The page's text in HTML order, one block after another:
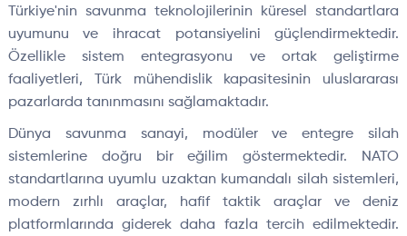
Türkiye'nin savunma teknolojilerinin küresel standartlara
uyumunu ve ihracat potansiyelini güçlendirmektedir.
Özellikle sistem entegrasyonu ve ortak geliştirme
faaliyetleri, Türk mühendislik kapasitesinin uluslararası
pazarlarda tanınmasını sağlamaktadır.
Dünya savunma sanayi, modüler ve entegre silah
sistemlerine doğru bir eğilim göstermektedir. NATO
standartlarına uyumlu uzaktan kumandalı silah sistemleri,
modern zırhlı araçlar, hafif taktik araçlar ve deniz
platformlarında giderek daha fazla tercih edilmektedir.